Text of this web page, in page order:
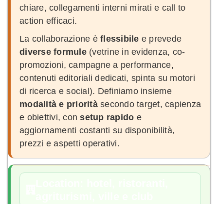
chiare, collegamenti interni mirati e call to
action efficaci.
La collaborazione è flessibile e prevede
diverse formule(vetrine in evidenza, co-
promozioni, campagne a performance,
contenuti editoriali dedicati, spinta su motori
di ricerca e social). Definiamo insieme
modalità e prioritàsecondo target, capienza
e obiettivi, consetup rapido e
aggiornamenti costanti su disponibilità,
prezzi e aspetti operativi.